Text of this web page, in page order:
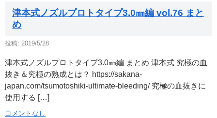
津本式ノズルプロトタイプ3.0㎜編 vol.76 まと
め
投稿: 2019/5/28
津本式ノズルプロトタイプ3.0㎜編 まとめ 津本式 究極の血
抜き＆究極の熟成とは？ https://sakana-
japan.com/tsumotoshiki-ultimate-bleeding/ 究極の血抜きに
使用する […]
コメントなし